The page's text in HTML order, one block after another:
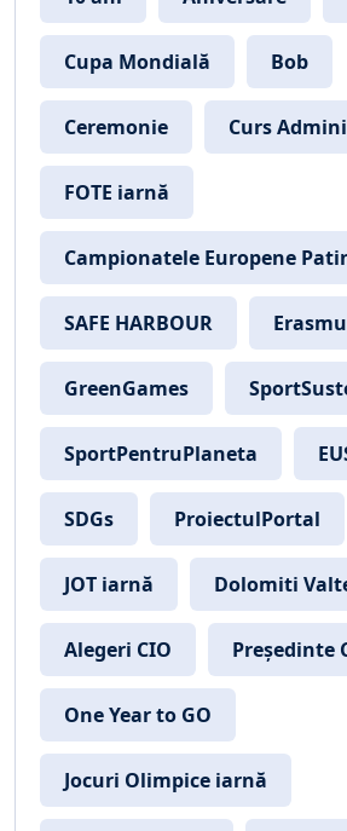
Cupa Mondială Bob
Ceremonie Curs
FOTE iarnă
Campionatele Europene
SAFE HARBOUR
GreenGames
SportPentruPlaneta
SDGs ProiectulPortal
JOT iarnă Dolomiti
Alegeri CIO Președinte
One Year to GO
Jocuri Olimpice iarnă